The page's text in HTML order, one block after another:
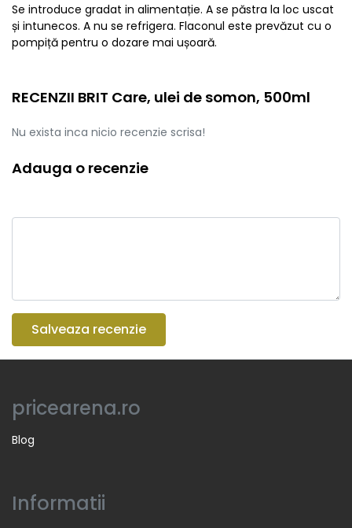
Se introduce gradat in alimentație. A se păstra la loc uscat
și intunecos. A nu se refrigera. Flaconul este prevăzut cu o
pompiță pentru o dozare mai ușoară.
RECENZII BRIT Care, ulei de somon, 500ml
Nu exista inca nicio recenzie scrisa!
Adauga o recenzie
Salveaza recenzie
pricearena.ro
Blog
Informatii